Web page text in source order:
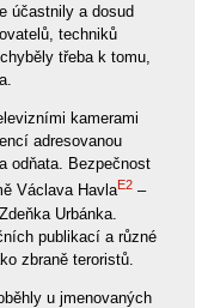
účastnily a dosud
techniků
třeba k tomu,
kamerami
adresovanou
odňata. Bezpečnost
Václava Havla E2–
Urbánka.
publikací a různé
zbraně teroristů.
u jmenovaných